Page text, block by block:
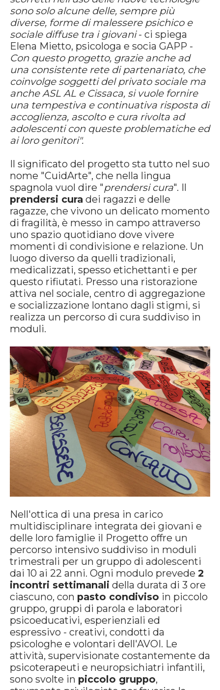
sono solo alcune delle, sempre più
diverse, forme di malessere psichico e
sociale diffuse tra i giovani- ci spiega
Elena Mietto, psicologa e socia GAPP -
Con questo progetto, grazie anche ad
una consistente rete di partenariato, che
coinvolge soggetti del privato sociale ma
anche ASL AL e Cissaca, si vuole fornire
una tempestiva e continuativa risposta di
accoglienza, ascolto e cura rivolta ad
adolescenti con queste problematiche ed
ai loro genitori".
Il significato del progetto sta tutto nel suo
nome "CuidArte", che nella lingua
spagnola vuol dire "prendersi cura". Il
prendersi cura dei ragazzi e delle
ragazze, che vivono un delicato momento
di fragilità, è messo in campo attraverso
uno spazio quotidiano dove vivere
momenti di condivisione e relazione. Un
luogo diverso da quelli tradizionali,
medicalizzati, spesso etichettanti e per
questo rifiutati. Presso una ristorazione
attiva nel sociale, centro di aggregazione
e socializzazione lontano dagli stigmi, si
realizza un percorso di cura suddiviso in
moduli.
Nell'ottica di una presa in carico
multidisciplinare integrata dei giovani e
delle loro famiglie il Progetto offre un
percorso intensivo suddiviso in moduli
trimestrali per un gruppo di adolescenti
dai 10 ai 22 anni. Ogni modulo prevede 2
incontri settimanali della durata di 3 ore
ciascuno, con pasto condiviso in piccolo
gruppo, gruppi di parola e laboratori
psicoeducativi, esperienziali ed
espressivo - creativi, condotti da
psicologhe e volontari dell'AVOI. Le
attività, supervisionate costantemente da
psicoterapeuti e neuropsichiatri infantili,
sono svolte in piccolo gruppo,